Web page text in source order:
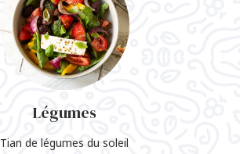
Légumes
Tian de légumes du soleil